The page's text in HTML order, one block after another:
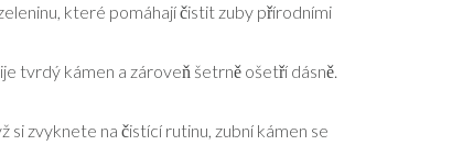
které pomáhají čistit zuby přírodními
tvrdý kámen a zároveň šetrně ošetří dásně.
si zvyknete na čistící rutinu, zubní kámen se